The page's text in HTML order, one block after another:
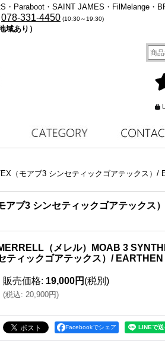
・Paraboot・SAINT JAMES・FilMelange・
078-331-4450 (10:30～19:30)
域あり）
（モアブ3 シンセティックゴアテックス）/
ブ3 シンセティックゴアテックス
（メレル）MOAB 3
ティックゴアテックス）/ EARTHEN
販売価格: 19,000円 (税別)
(税込: 20,900円)
Facebookでシェア